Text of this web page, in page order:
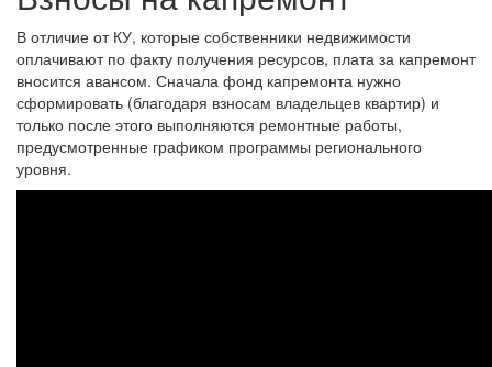
В отличие от КУ, которые собственники недвижимости
оплачивают по факту получения ресурсов, плата за капремонт
вносится авансом. Сначала фонд капремонта нужно
сформировать (благодаря взносам владельцев квартир) и
только после этого выполняются ремонтные работы,
предусмотренные графиком программы регионального
уровня.